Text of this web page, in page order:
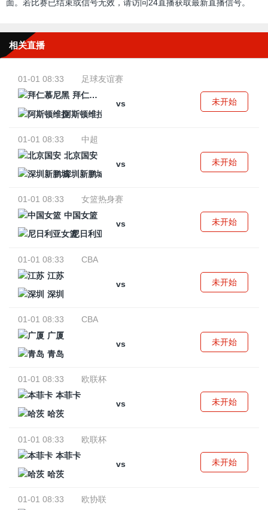
面。若比赛已结束或信号无效，请访问24直播获取最新直播信号。
相关直播
01-01 08:33
足球友谊赛
拜仁慕尼黑
vs
阿斯顿维拉
未开始
01-01 08:33
中超
北京国安
vs
深圳新鹏城
未开始
01-01 08:33
女篮热身赛
中国女篮
vs
尼日利亚女篮
未开始
01-01 08:33
CBA
江苏
vs
深圳
未开始
01-01 08:33
CBA
广厦
vs
青岛
未开始
01-01 08:33
欧联杯
本菲卡
vs
哈茨
未开始
01-01 08:33
欧联杯
本菲卡
vs
哈茨
未开始
01-01 08:33
欧协联